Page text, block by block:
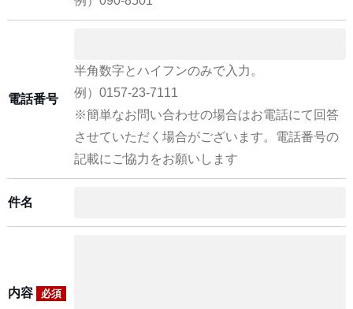
電話番号
半角数字とハイフンのみで入力。
例）0157-23-7111
※簡単なお問い合わせの場合はお電話にて回答
させていただく場合がございます。電話番号の
記載にご協力をお願いします
件名
内容 必須